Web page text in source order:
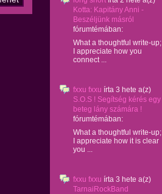
Kotta: Kapitány Anni -
Beszéljünk másról
fórumtémában:
What a thoughtful write-up;
I appreciate how you
connect ...
fxxu fxxu írta 3 hete a(z)
S.O.S ! Segítség kérés egy
beteg lány számára !
fórumtémában:
What a thoughtful write-up;
I appreciate how it is clear
you ...
fxxu fxxu írta 3 hete a(z)
TarnaiRockBand